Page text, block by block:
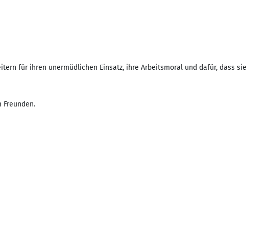
für ihren unermüdlichen Einsatz, ihre Arbeitsmoral und dafür, dass sie
Freunden.